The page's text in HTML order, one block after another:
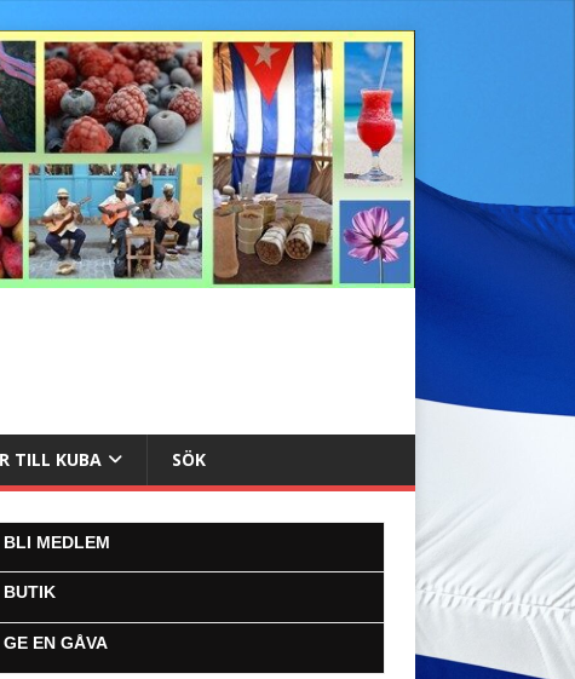
TILL KUBA SÖK
BLI MEDLEM
BUTIK
GE EN GÅVA